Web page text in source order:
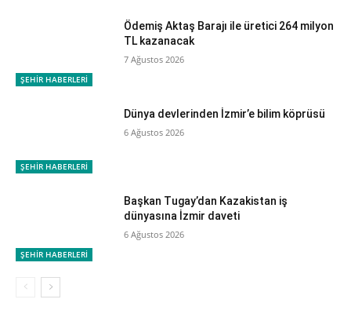
ŞEHİR HABERLERİ
Ödemiş Aktaş Barajı ile üretici 264 milyon
TL kazanacak
7 Ağustos 2026
ŞEHİR HABERLERİ
Dünya devlerinden İzmir’e bilim köprüsü
6 Ağustos 2026
ŞEHİR HABERLERİ
Başkan Tugay’dan Kazakistan iş
dünyasına İzmir daveti
6 Ağustos 2026